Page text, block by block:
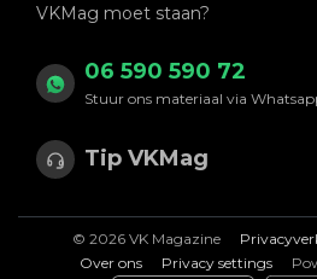
VKMag moet staan?
06 590 590 72
Stuur ons materiaal via
Tip VKMag
© 2026 VK Magazine
Over ons
Privacy settings